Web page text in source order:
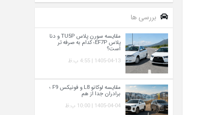
بررسی ها
مقایسه سورن پلاس TU5P و دنا
پلاس EF7P؛ کدام به‌ صرفه‌ تر
است؟
1405-04-13 | 4:55 ب.ظ
مقایسه لوکانو L8 و فونیکس F9 ؛
برادران جدا از هم
1405-04-04 | 10:00 ب.ظ